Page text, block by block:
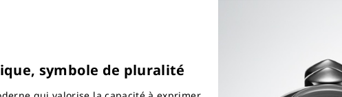
symbole de pluralité